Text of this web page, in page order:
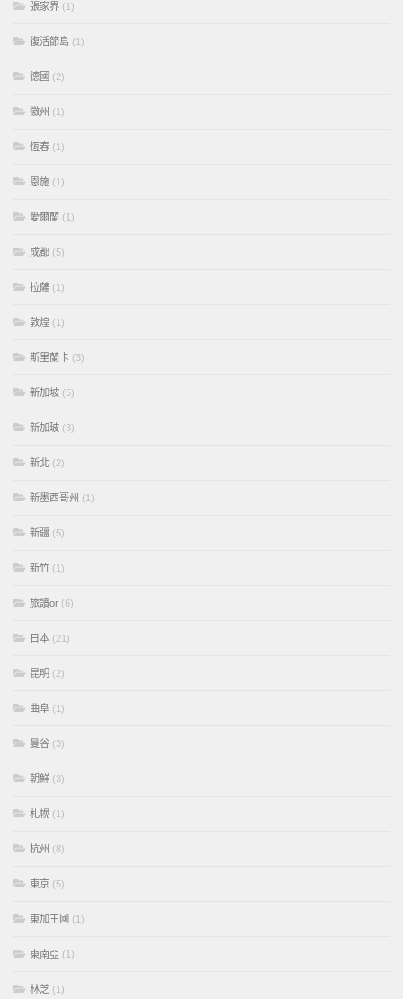
張家界 (1)
復活節島 (1)
德國 (2)
徽州 (1)
恆春 (1)
恩施 (1)
愛爾蘭 (1)
成都 (5)
拉薩 (1)
敦煌 (1)
斯里蘭卡 (3)
新加坡 (5)
新加玻 (3)
新北 (2)
新墨西哥州 (1)
新疆 (5)
新竹 (1)
旅讀or (6)
日本 (21)
昆明 (2)
曲阜 (1)
曼谷 (3)
朝鮮 (3)
札幌 (1)
杭州 (8)
東京 (5)
東加王國 (1)
東南亞 (1)
林芝 (1)